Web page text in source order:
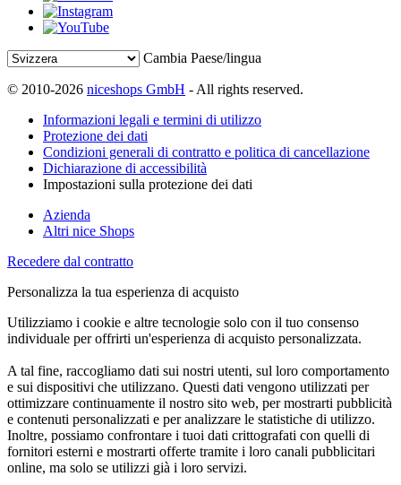
Cambia Paese/lingua
© 2010-2026 niceshops GmbH - All rights reserved.
Informazioni legali e termini di utilizzo
Protezione dei dati
Condizioni generali di contratto e politica di cancellazione
Dichiarazione di accessibilità
Impostazioni sulla protezione dei dati
Azienda
Altri nice Shops
Recedere dal contratto
Personalizza la tua esperienza di acquisto
Utilizziamo i cookie e altre tecnologie solo con il tuo consenso
individuale per offrirti un'esperienza di acquisto personalizzata.
A tal fine, raccogliamo dati sui nostri utenti, sul loro comportamento
e sui dispositivi che utilizzano. Questi dati vengono utilizzati per
ottimizzare continuamente il nostro sito web, per mostrarti pubblicità
e contenuti personalizzati e per analizzare le statistiche di utilizzo.
Inoltre, possiamo confrontare i tuoi dati crittografati con quelli di
fornitori esterni e mostrarti offerte tramite i loro canali pubblicitari
online, ma solo se utilizzi già i loro servizi.